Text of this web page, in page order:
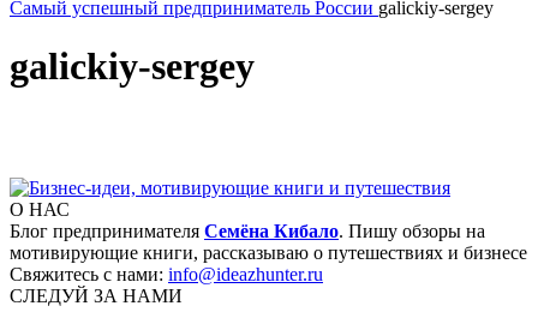
Самый успешный предприниматель России galickiy-sergey
galickiy-sergey
О НАС
Блог предпринимателя Семёна Кибало. Пишу обзоры на
мотивирующие книги, рассказываю о путешествиях и бизнесе
Свяжитесь с нами: info@ideazhunter.ru
СЛЕДУЙ ЗА НАМИ